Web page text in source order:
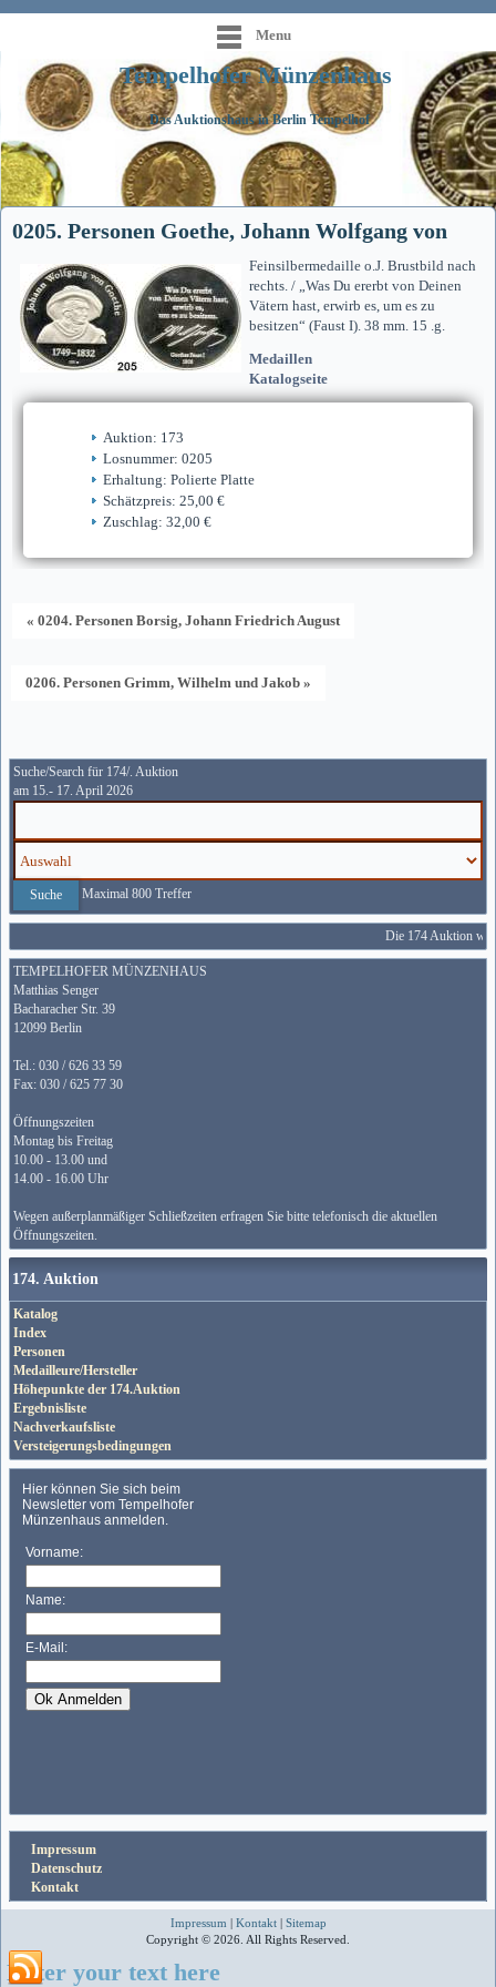
Menu
Tempelhofer Münzenhaus
Das Auktionshaus in Berlin Tempelhof
0205. Personen Goethe, Johann Wolfgang von
Feinsilbermedaille o.J. Brustbild nach
rechts. / „Was Du ererbt von Deinen
Vätern hast, erwirb es, um es zu
besitzen“ (Faust I). 38 mm. 15 .g.
Medaillen
Katalogseite
Auktion: 173
Losnummer: 0205
Erhaltung: Polierte Platte
Schätzpreis: 25,00 €
Zuschlag: 32,00 €
« 0204. Personen Borsig, Johann Friedrich August
0206. Personen Grimm, Wilhelm und Jakob »
Suche/Search für 174/. Auktion
am 15.- 17. April 2026
Maximal 800 Treffer
Die 174 Auktion
TEMPELHOFER MÜNZENHAUS
Matthias Senger
Bacharacher Str. 39
12099 Berlin
Tel.: 030 / 626 33 59
Fax: 030 / 625 77 30
Öffnungszeiten
Montag bis Freitag
10.00 - 13.00 und
14.00 - 16.00 Uhr
Wegen außerplanmäßiger Schließzeiten erfragen Sie bitte telefonisch die aktuellen
Öffnungszeiten.
174. Auktion
Katalog
Index
Personen
Medailleure/Hersteller
Höhepunkte der 174.Auktion
Ergebnisliste
Nachverkaufsliste
Versteigerungsbedingungen
Impressum
Datenschutz
Kontakt
Impressum | Kontakt| Sitemap
Copyright © 2026. All Rights Reserved.
Enter your text here